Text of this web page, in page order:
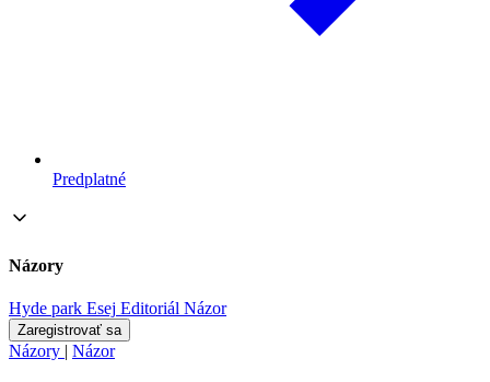
Predplatné
Názory
Hyde park Esej Editoriál Názor
Zaregistrovať sa
Názory | Názor